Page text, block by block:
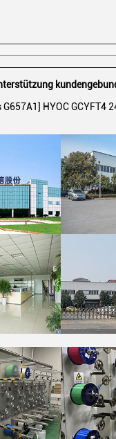
HYOC GCYFT4